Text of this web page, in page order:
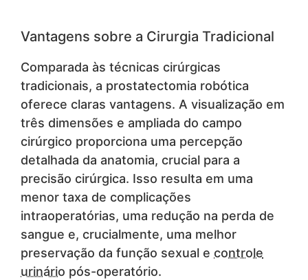
Vantagens sobre a Cirurgia Tradicional
Comparada às técnicas cirúrgicas
tradicionais, a prostatectomia robótica
oferece claras vantagens. A visualização em
três dimensões e ampliada do campo
cirúrgico proporciona uma percepção
detalhada da anatomia, crucial para a
precisão cirúrgica. Isso resulta em uma
menor taxa de complicações
intraoperatórias, uma redução na perda de
sangue e, crucialmente, uma melhor
preservação da função sexual e controle
urinário pós-operatório.